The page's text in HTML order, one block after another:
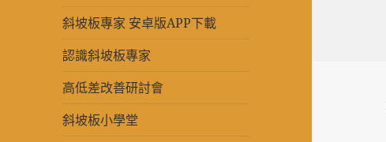
斜坡板專家 安卓版APP下載
認識斜坡板專家
高低差改善研討會
斜坡板小學堂